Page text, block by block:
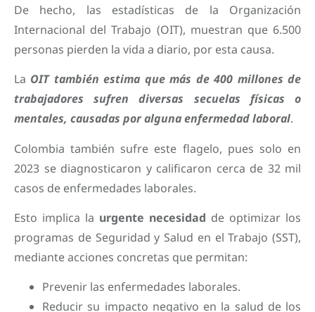
De hecho, las estadísticas de la Organización
Internacional del Trabajo (OIT), muestran que 6.500
personas pierden la vida a diario, por esta causa.
La OIT también estima que más de 400 millones de
trabajadores sufren diversas secuelas físicas o
mentales, causadas por alguna enfermedad laboral.
Colombia también sufre este flagelo, pues solo en
2023 se diagnosticaron y calificaron cerca de 32 mil
casos de enfermedades laborales.
Esto implica la urgente necesidad de optimizar los
programas de Seguridad y Salud en el Trabajo (SST),
mediante acciones concretas que permitan:
Prevenir las enfermedades laborales.
Reducir su impacto negativo en la salud de los